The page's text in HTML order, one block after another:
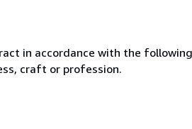
in accordance with the
craft or profession.